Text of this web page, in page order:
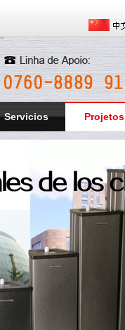
Servicios Projetos